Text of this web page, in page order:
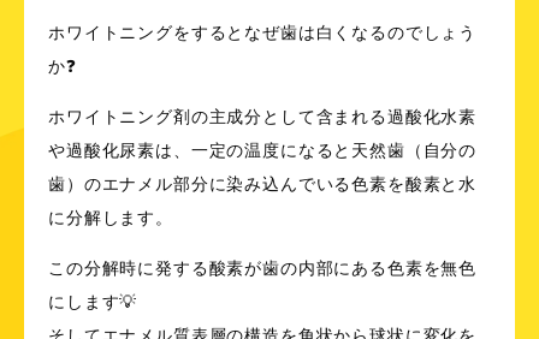
ホワイトニングをするとなぜ歯は白くなるのでしょう
か❓
ホワイトニング剤の主成分として含まれる過酸化水素
や過酸化尿素は、一定の温度になると天然歯（自分の
歯）のエナメル部分に染み込んでいる色素を酸素と水
に分解します。
この分解時に発する酸素が歯の内部にある色素を無色
にします💡